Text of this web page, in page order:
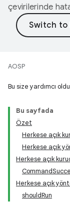
çevirilerinde
AOSP
Bu size yardımcı
Bu sayfada
Özet
Herkese açık
Herkese açık
Herkese açık
Herkese açık
shouldRun